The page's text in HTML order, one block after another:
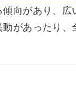
向があり、
があったり